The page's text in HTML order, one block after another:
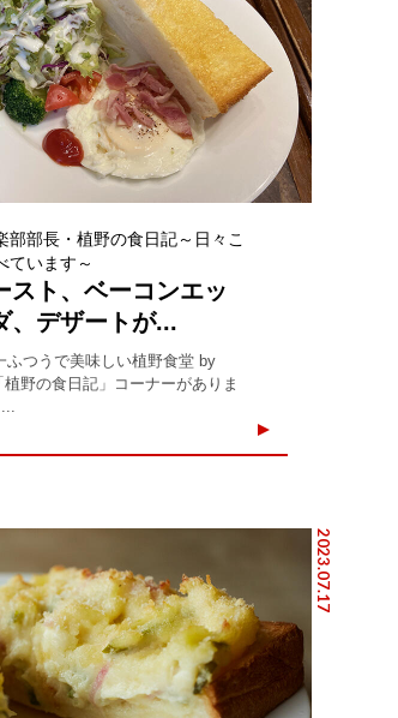
部部長・植野の食日記～日々こ
ています～
スト、ベーコンエッ
、デザートが...
ふつうで美味しい植野食堂 by
野の食日記」コーナーがありま
2023.07.17